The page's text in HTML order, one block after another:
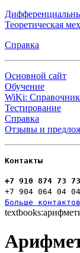
Теоретическая
Справка
Основной сайт
Обучение
WiKi: Справочник
Тестирование
Справка
Отзывы и
Контакты
+7 910 874 73 73
+7 904 064 04 04
Больше